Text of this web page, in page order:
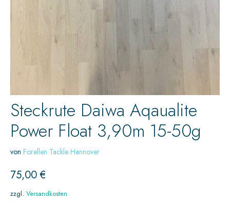
Steckrute Daiwa Aqaualite
Power Float 3,90m 15-50g
von Forellen Tackle Hannover
75,00€
zzgl. Versandkosten